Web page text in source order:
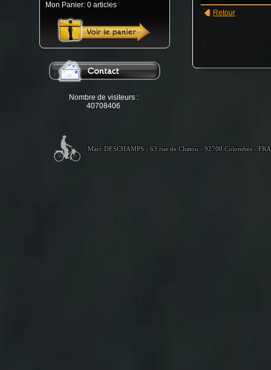
Mon Panier: 0 articles
Nombre de visiteurs :
40708406
Retour
Marc DESCHAMPS - 63 rue de Chatou - 92700 Colombes -